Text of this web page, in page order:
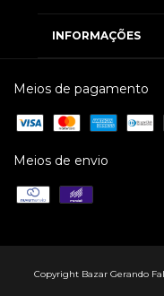
INFORMAÇÕES
Meios de pagamento
Meios de envio
Copyright Bazar Gerando